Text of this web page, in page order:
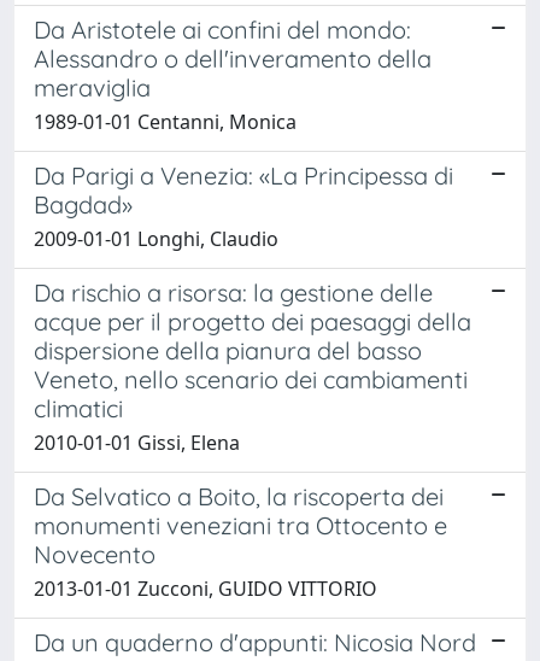
Da Aristotele ai confini del mondo:
Alessandro o dell'inveramento della
meraviglia
1989-01-01 Centanni, Monica
Da Parigi a Venezia: «La Principessa di
Bagdad»
2009-01-01 Longhi, Claudio
Da rischio a risorsa: la gestione delle
acque per il progetto dei paesaggi della
dispersione della pianura del basso
Veneto, nello scenario dei cambiamenti
climatici
2010-01-01 Gissi, Elena
Da Selvatico a Boito, la riscoperta dei
monumenti veneziani tra Ottocento e
Novecento
2013-01-01 Zucconi, GUIDO VITTORIO
Da un quaderno d'appunti: Nicosia Nord